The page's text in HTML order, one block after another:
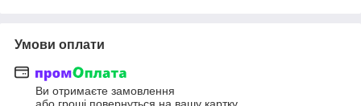
Умови оплати
Ви отримаєте замовлення